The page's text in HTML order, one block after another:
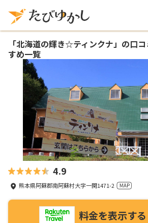
「北海道の輝き☆ティンクナ」の口
すめ一覧
4.9
熊本県阿蘇郡南阿蘇村大字一関1471-2
料金を表示する